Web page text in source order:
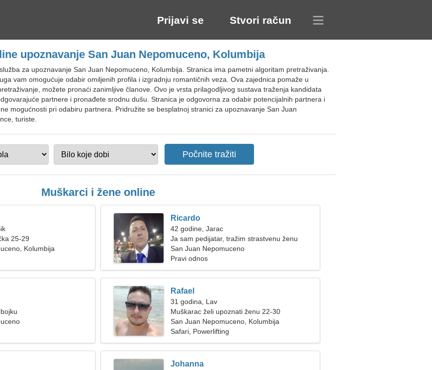
Prijavi se Stvori račun
upoznavanje San Juan Nepomuceno, Kolumbija
za upoznavanje San Juan Nepomuceno, Kolumbija. Stranica ima pametni algoritam pretraživanja.
vam omogućuje odabir omiljenih profila i izgradnju romantičnih veza. Ova zajednica pomaže u
možete pronaći zanimljive članove. Ovo je vrsta prilagodljivog sustava traženja kandidata
partnere i pronađete srodnu dušu. Stranica je odgovorna za odabir potencijalnih partnera i
mogućnosti pri odabiru partnera. Pridružite se besplatnoj stranici za upoznavanje San Juan
turiste.
Muškarci i žene online
25-29
Kolumbija
Ricardo
42 godine, Jarac
Ja sam pedijatar, tražim strastvenu ženu
San Juan Nepomuceno
Pravi odnos
Rafael
31 godina, Lav
Muškarac želi upoznati ženu 22-30
San Juan Nepomuceno, Kolumbija
Safari, Powerlifting
Johanna